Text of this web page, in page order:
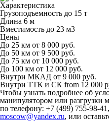
Характеристика
Грузоподъемность до 15 т
Длина 6 м
Вместимость до 23 м3
Цены
До 25 км от 8 000 руб.
До 50 км от 9 500 руб.
До 75 км от 10 000 руб.
До 100 км от 12 000 руб.
Внутри МКАД от 9 000 руб.
Внутри ТТК и СК from 12 000
Чтобы узнать подробнее об
манипулятором или разгрузки
по телефону: +7 (499) 755-98-
moscow@yandex.ru, или